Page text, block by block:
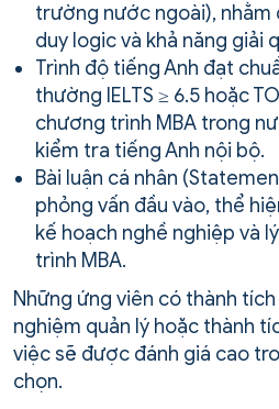
trường nước ngoài), nhằm
duy logic và khả năng giải
Trình độ tiếng Anh đạt
thường IELTS ≥ 6.5 hoặc
chương trình MBA trong
kiểm tra tiếng Anh nội bộ.
Bài luận cá nhân
phỏng vấn đầu vào, thể
kế hoạch nghề nghiệp và
trình MBA.
Những ứng viên có thành
nghiệm quản lý hoặc thành
việc sẽ được đánh giá cao
chọn.